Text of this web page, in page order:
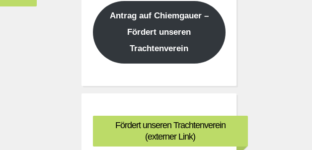
Antrag auf Chiemgauer –
Fördert unseren
Trachtenverein
Fördert unseren Trachtenverein
(externer Link)